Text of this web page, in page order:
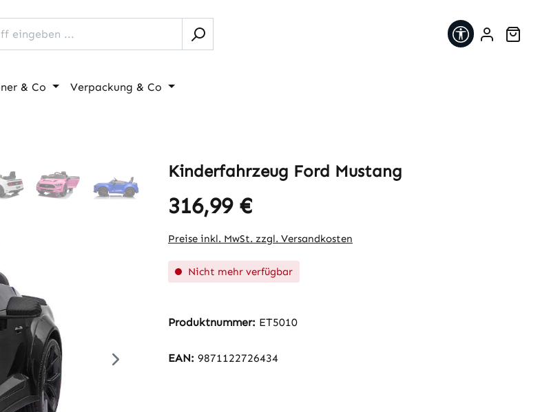
& Co Verpackung & Co
Kinderfahrzeug Ford Mustang
Regulärer Preis:
316,99 €
Preise inkl. MwSt. zzgl. Versandkosten
Nicht mehr verfügbar
Produktnummer: ET5010
EAN: 9871122726434